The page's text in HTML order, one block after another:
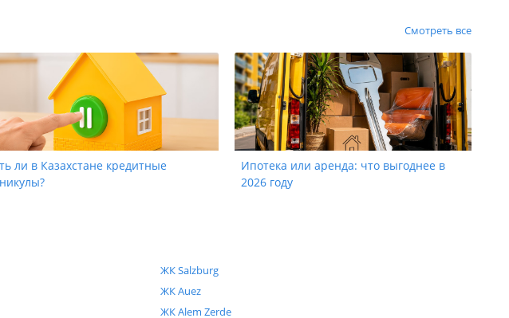
Смотреть все
ли в Казахстане кредитные
Ипотека или аренда: что выгоднее в
2026 году
ЖК Salzburg
ЖК Auez
ЖК Alem Zerde